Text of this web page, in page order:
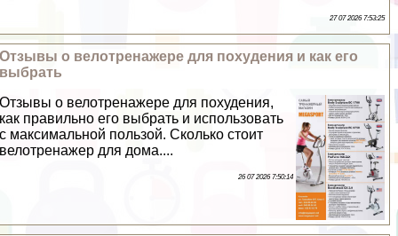
27 07 2026 7:53:25
Отзывы о велотренажере для похудения и как его
выбрать
Отзывы о велотренажере для похудения,
как правильно его выбрать и использовать
с максимальной пользой. Сколько стоит
велотренажер для дома....
26 07 2026 7:50:14